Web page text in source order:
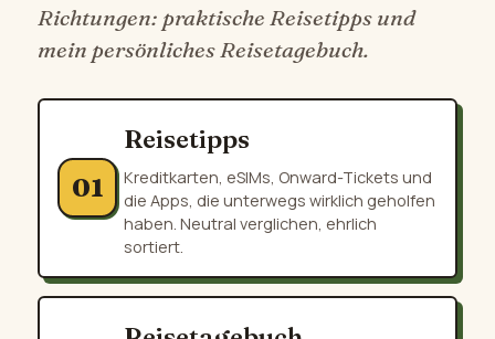
Richtungen: praktische Reisetipps und
mein persönliches Reisetagebuch.
01
Reisetipps
Kreditkarten, eSIMs, Onward-Tickets und
die Apps, die unterwegs wirklich geholfen
haben. Neutral verglichen, ehrlich
sortiert.